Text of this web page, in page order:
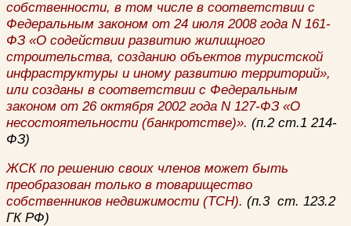
собственности, в том числе в соответствии с
Федеральным законом от 24 июля 2008 года N 161-
ФЗ «О содействии развитию жилищного
строительства, созданию объектов туристской
инфраструктуры и иному развитию территорий»,
или созданы в соответствии с Федеральным
законом от 26 октября 2002 года N 127-ФЗ «О
несостоятельности (банкротстве)». (п.2 ст.1 214-
ФЗ)
ЖСК по решению своих членов может быть
преобразован только в товарищество
собственников недвижимости (ТСН). (п.3 ст. 123.2
ГК РФ)